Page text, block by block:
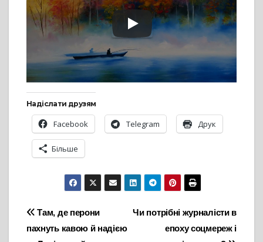
Надіслати друзям
Facebook Telegram Друк
Більше
Навігація
Чи потрібні журналісти в
епоху соцмереж і
Там, де перони
пахнуть кавою й надією